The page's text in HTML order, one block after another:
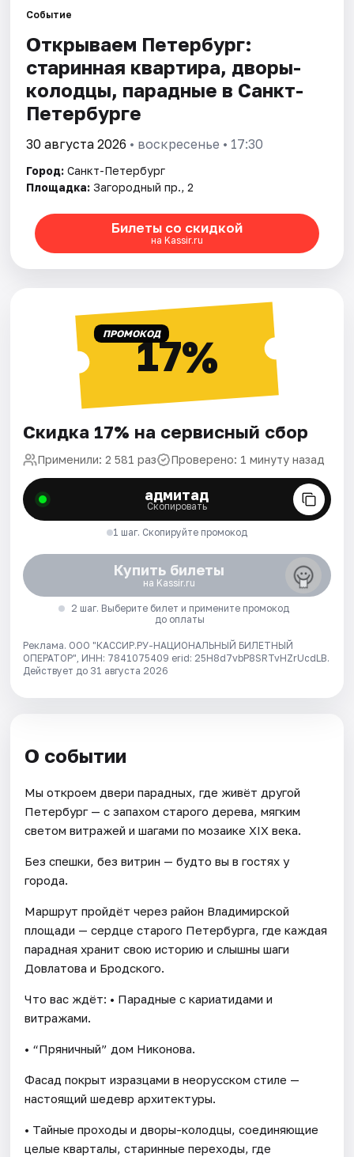
Города
Площадки
Артисты
Рейтинги
Событие
Открываем Петербург:
старинная квартира, дворы-
колодцы, парадные в Санкт-
Петербурге
30 августа 2026 • воскресенье • 17:30
Город: Санкт-Петербург
Площадка: Загородный пр., 2
Билеты со скидкой
на Kassir.ru
ПРОМОКОД17%
Скидка 17% на сервисный сбор
Применили: 2 581 раз Проверено: 1 минуту назад
адмитад
Скопировать
1 шаг. Скопируйте промокод
Купить билеты
на Kassir.ru
2 шаг. Выберите билет и примените промокод
до оплаты
Реклама. ООО "КАССИР.РУ-НАЦИОНАЛЬНЫЙ БИЛЕТНЫЙ
ОПЕРАТОР", ИНН: 7841075409 erid: 25H8d7vbP8SRTvHZrUcdLB.
Действует до 31 августа 2026
О событии
Мы откроем двери парадных, где живёт другой
Петербург — с запахом старого дерева, мягким
светом витражей и шагами по мозаике XIX века.
Без спешки, без витрин — будто вы в гостях у
города.
Маршрут пройдёт через район Владимирской
площади — сердце старого Петербурга, где каждая
парадная хранит свою историю и слышны шаги
Довлатова и Бродского.
Что вас ждёт: • Парадные с кариатидами и
витражами.
• “Пряничный” дом Никонова.
Фасад покрыт изразцами в неорусском стиле —
настоящий шедевр архитектуры.
• Тайные проходы и дворы-колодцы, соединяющие
целые кварталы, старинные переходы, где